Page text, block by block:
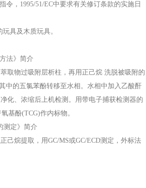
，1995/51/EC中要求有关修订条款的实施日
具及木质玩具。
法》简介
物过吸附层析柱，再用正己烷 洗脱被吸附的
中的五氯苯酚转移至水相。水相中加入乙酸酐
化、浓缩后上机检测。用带电子捕获检测器的
基酚(TCG)作内标物。
测定》简介
烷提取，用GC/MS或GC/ECD测定，外标法